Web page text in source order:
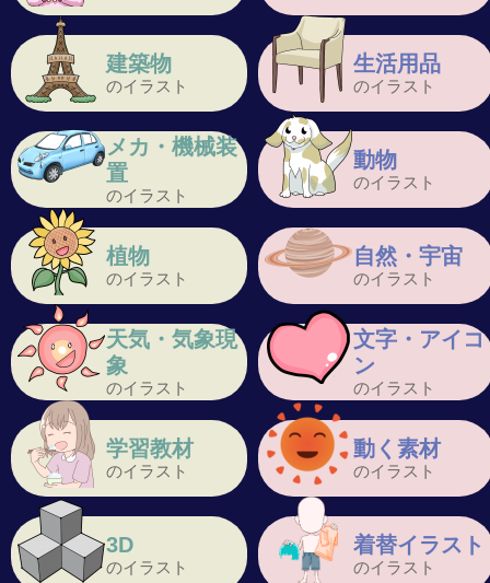
建築物
のイラスト
生活用品
のイラスト
メカ・機械装
置
のイラスト
動物
のイラスト
植物
のイラスト
自然・宇宙
のイラスト
天気・気象現
象
のイラスト
文字・アイコ
ン
のイラスト
学習教材
のイラスト
動く素材
のイラスト
3D
のイラスト
着替イラスト
のイラスト